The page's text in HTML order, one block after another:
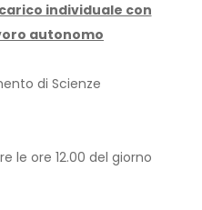
individuale con
autonomo
di Scienze
le ore 12.00 del giorno